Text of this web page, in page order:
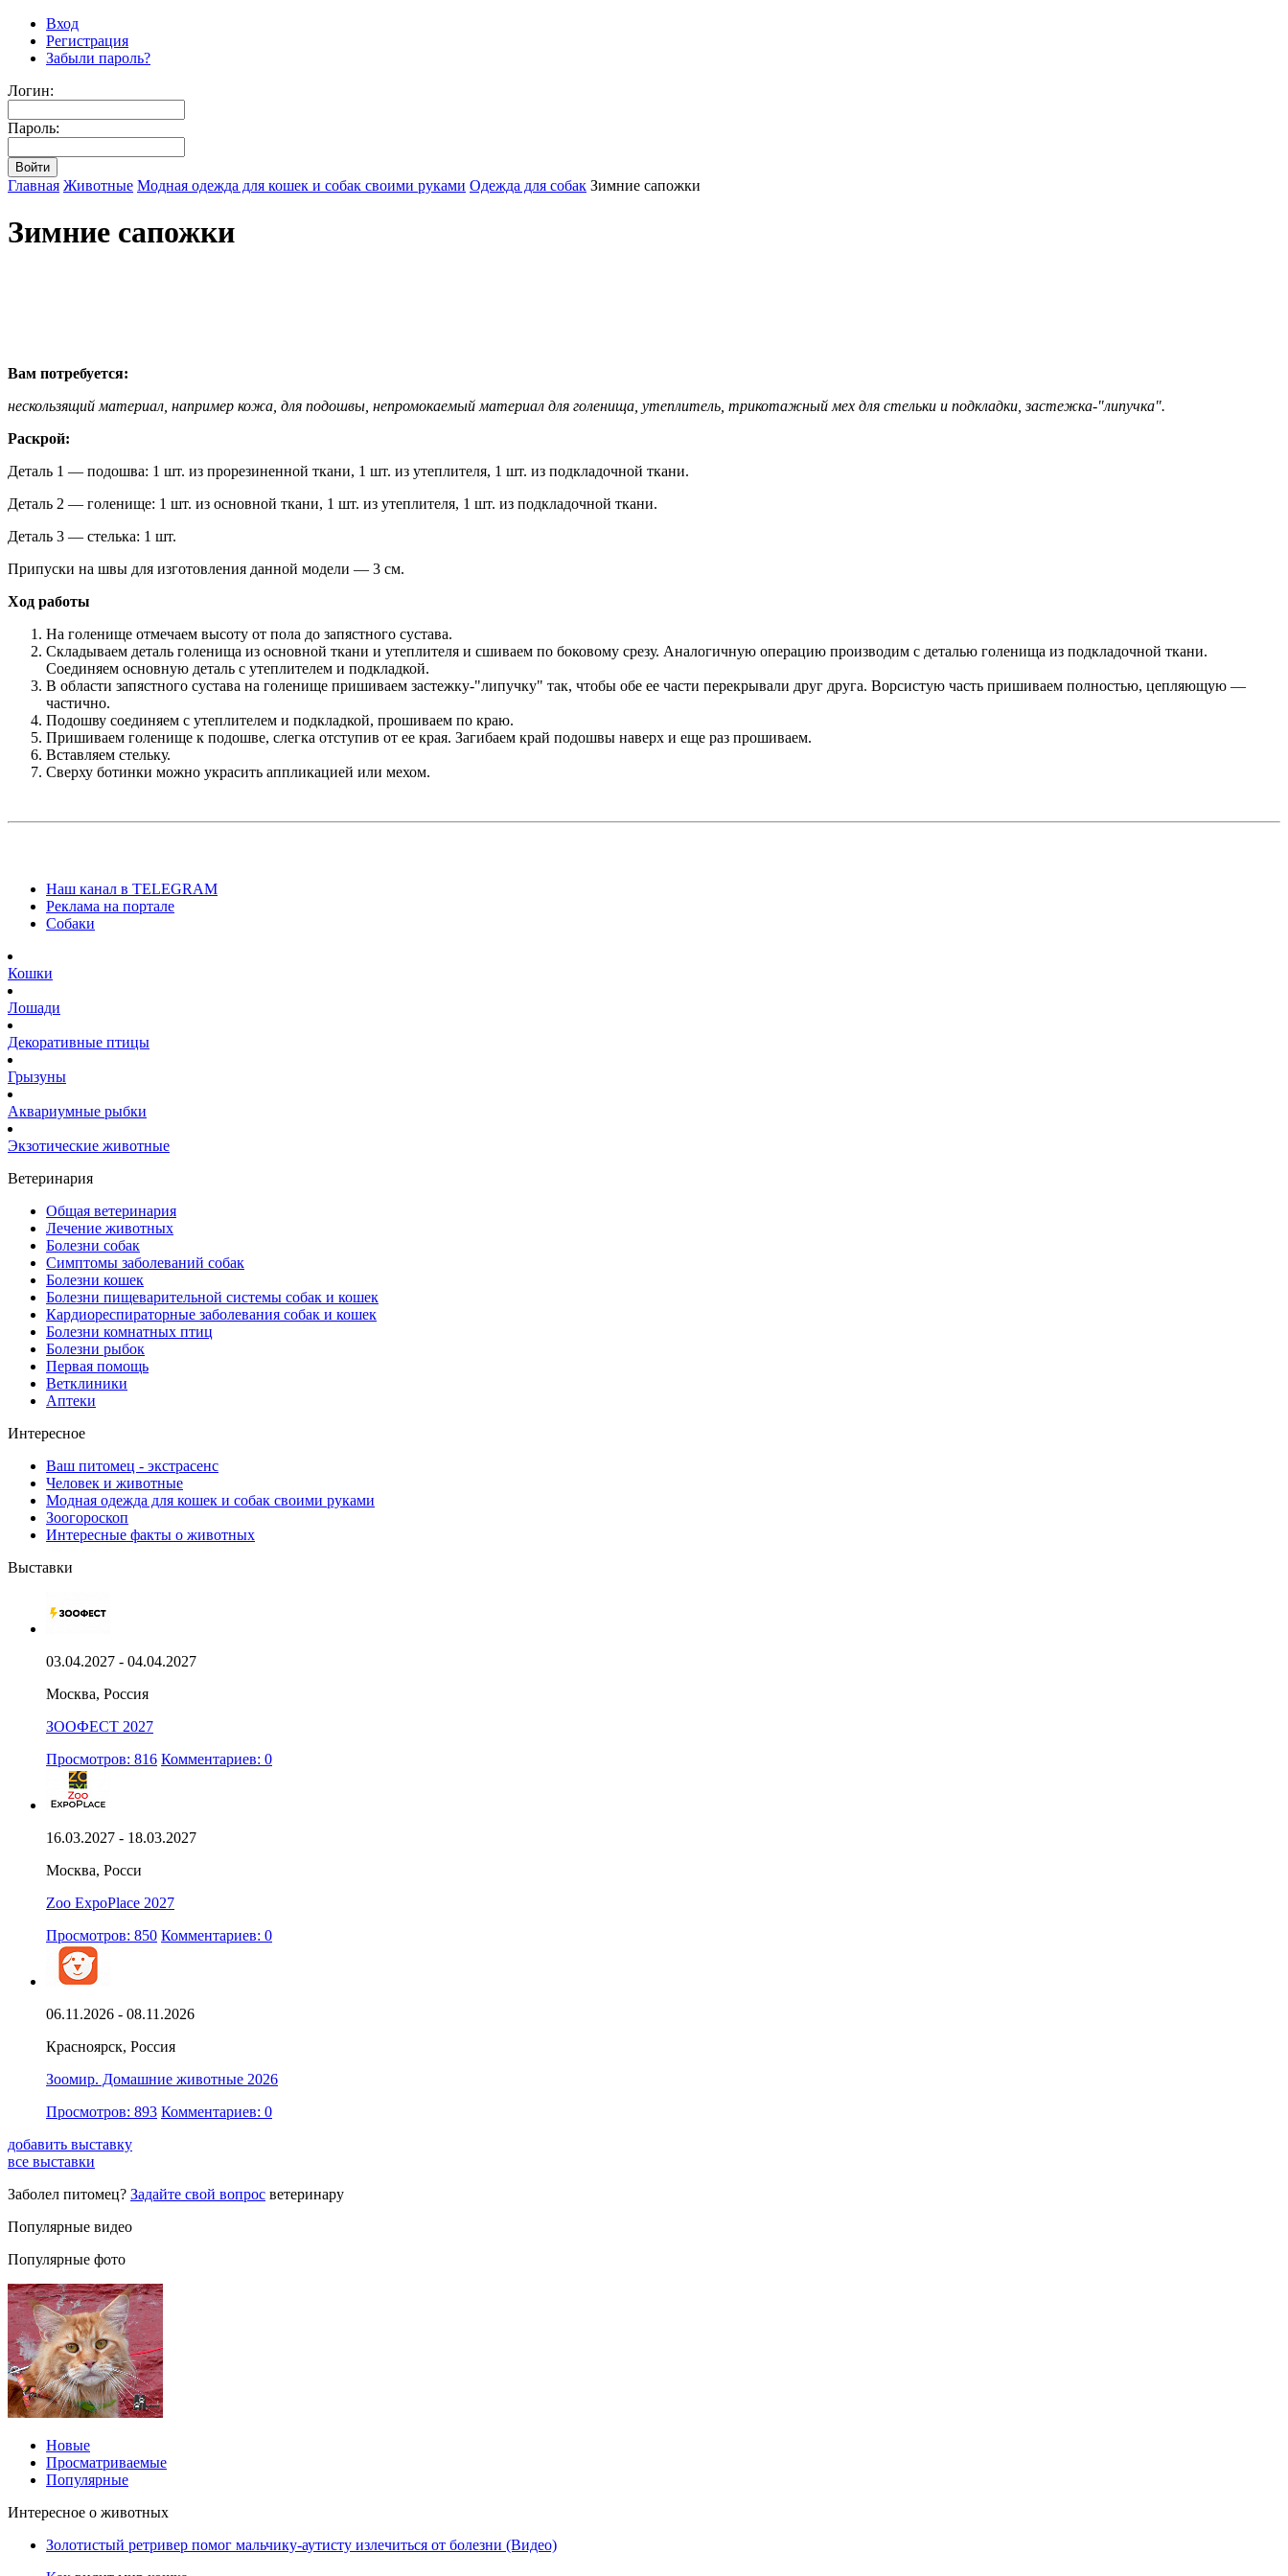
Вход
Регистрация
Забыли пароль?
Логин:
Пароль:
Главная Животные Модная одежда для кошек и собак своими руками Одежда для собак Зимние сапожки
Зимние сапожки
Вам потребуется:
нескользящий материал, например кожа, для подошвы, непромокаемый материал для голенища, утеплитель, трикотажный мех для стельки и подкладки, застежка-"липучка".
Раскрой:
Деталь 1 — подошва: 1 шт. из прорезиненной ткани, 1 шт. из утеплителя, 1 шт. из подкладочной ткани.
Деталь 2 — голенище: 1 шт. из основной ткани, 1 шт. из утеплителя, 1 шт. из подкладочной ткани.
Деталь 3 — стелька: 1 шт.
Припуски на швы для изготовления данной модели — 3 см.
Ход работы
На голенище отмечаем высоту от пола до запястного сустава.
Складываем деталь голенища из основной ткани и утеплителя и сшиваем по боковому срезу. Аналогичную операцию производим с деталью голенища из подкладочной ткани.
Соединяем основную деталь с утеплителем и подкладкой.
В области запястного сустава на голенище пришиваем застежку-"липучку" так, чтобы обе ее части перекрывали друг друга. Ворсистую часть пришиваем полностью, цепляющую —
частично.
Подошву соединяем с утеплителем и подкладкой, прошиваем по краю.
Пришиваем голенище к подошве, слегка отступив от ее края. Загибаем край подошвы наверх и еще раз прошиваем.
Вставляем стельку.
Сверху ботинки можно украсить аппликацией или мехом.
Наш канал в TELEGRAM
Реклама на портале
Собаки
Кошки
Лошади
Декоративные птицы
Грызуны
Аквариумные рыбки
Экзотические животные
Ветеринария
Общая ветеринария
Лечение животных
Болезни собак
Симптомы заболеваний собак
Болезни кошек
Болезни пищеварительной системы собак и кошек
Кардиореспираторные заболевания собак и кошек
Болезни комнатных птиц
Болезни рыбок
Первая помощь
Ветклиники
Аптеки
Интересное
Ваш питомец - экстрасенс
Человек и животные
Модная одежда для кошек и собак своими руками
Зоогороскоп
Интересные факты о животных
Выставки
03.04.2027 - 04.04.2027
Москва, Россия
ЗООФЕСТ 2027
Просмотров: 816 Комментариев: 0
16.03.2027 - 18.03.2027
Москва, Росси
Zoo ExpoPlace 2027
Просмотров: 850 Комментариев: 0
06.11.2026 - 08.11.2026
Красноярск, Россия
Зоомир. Домашние животные 2026
Просмотров: 893 Комментариев: 0
добавить выставку
все выставки
Заболел питомец? Задайте свой вопрос ветеринару
Популярные видео
Популярные фото
Новые
Просматриваемые
Популярные
Интересное о животных
Золотистый ретривер помог мальчику-аутисту излечиться от болезни (Видео)